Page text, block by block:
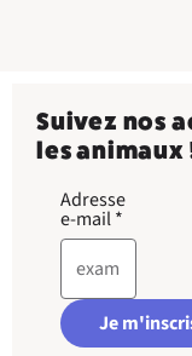
Suivez nos
les animaux
Adresse
e-mail*
Je